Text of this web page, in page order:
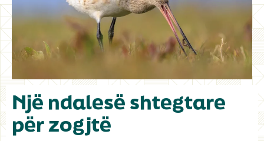
Një ndalesë shtegtare
për zogjtë